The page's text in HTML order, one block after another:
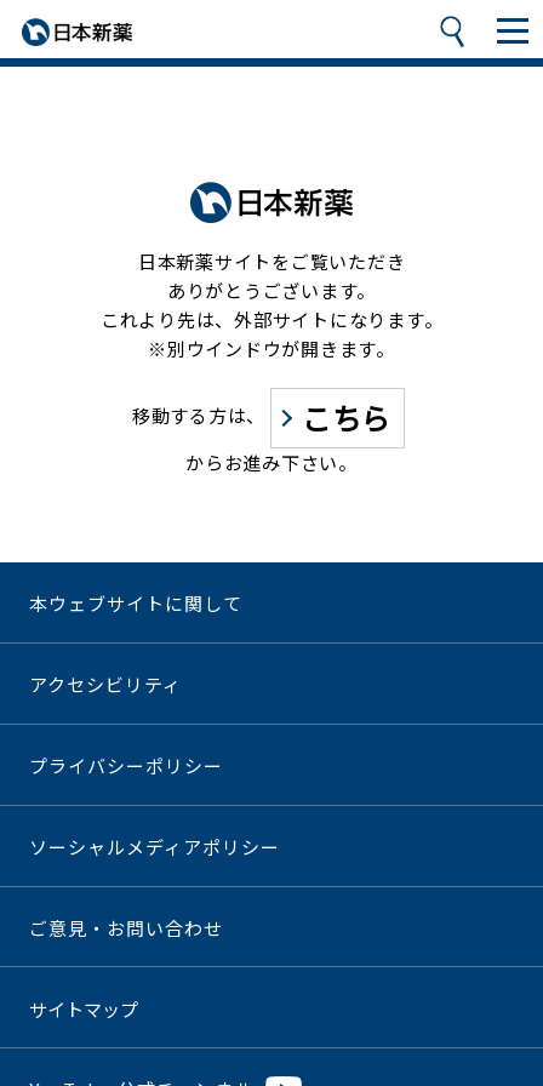
日本新薬サイトをご覧いただき
ありがとうございます。
これより先は、外部サイトになります。
※別ウインドウが開きます。
移動する方は、 こちら
からお進み下さい。
本ウェブサイトに関して
アクセシビリティ
プライバシーポリシー
ソーシャルメディアポリシー
ご意見・お問い合わせ
サイトマップ